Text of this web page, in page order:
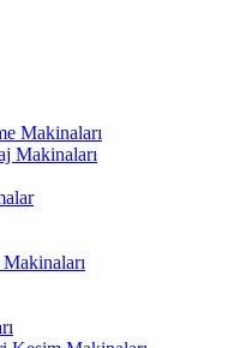
Makinaları
Makinaları